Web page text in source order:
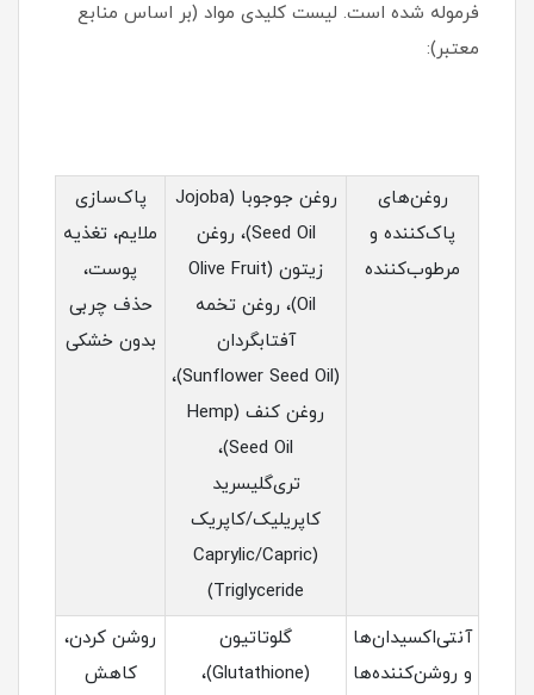
فرموله شده است. لیست کلیدی مواد (بر اساس منابع
معتبر):
روغن‌های
پاک‌کننده و
مرطوب‌کننده
روغن جوجوبا (Jojoba
Seed Oil)، روغن
زیتون (Olive Fruit
Oil)، روغن تخمه
آفتابگردان
(Sunflower Seed Oil)،
روغن کنف (Hemp
Seed Oil)،
تری‌گلیسرید
کاپریلیک/کاپریک
(Caprylic/Capric
Triglyceride)
پاک‌سازی
ملایم، تغذیه
پوست،
حذف چربی
بدون خشکی
آنتی‌اکسیدان‌ها
و روشن‌کننده‌ها
گلوتاتیون
(Glutathione)،
روشن کردن،
کاهش